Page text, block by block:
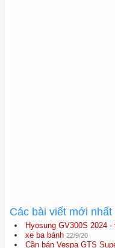
Các bài viết mới
Hyosung GV300S 2024
xe ba bánh 22/9/20
Cần bán Vespa GTS